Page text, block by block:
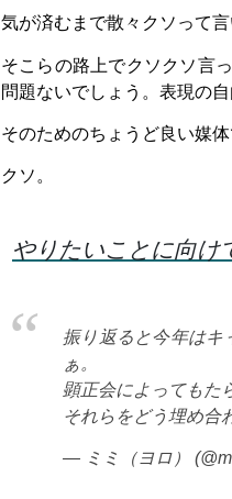
気が済むまで散々クソって
そこらの路上でクソクソ言
問題ないでしょう。表現の自
そのためのちょうど良い媒体
クソ。
やりたいことに向け
振り返ると今年はキ
ぁ。
顕正会によってもた
それらをどう埋め合
— ミミ（ヨロ）